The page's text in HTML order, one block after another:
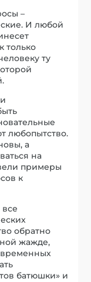
–
И любой
только
ту
любопытство.
а
на
примеры
к
обратно
жажде,
батюшки» и